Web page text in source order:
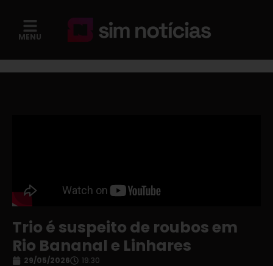
MENU
Trio é suspeito de roubos em
Rio Bananal e Linhares
29/05/2026 19:30